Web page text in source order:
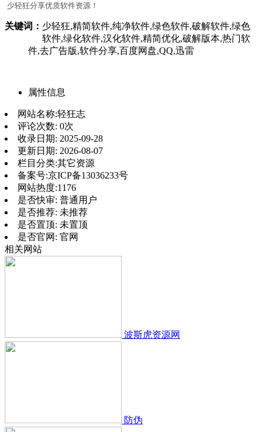
少轻狂分享优质软件资源！
关键词： 少轻狂,精简软件,纯净软件,绿色软件,破解软件,绿色
软件,绿化软件,汉化软件,精简优化,破解版本,热门软
件,去广告版,软件分享,百度网盘,QQ,迅雷
属性信息
网站名称:轻狂志
评论次数: 0次
收录日期: 2025-09-28
更新日期: 2026-08-07
栏目分类:其它资源
备案号:京ICP备13036233号
网站热度:1176
是否快审: 普通用户
是否推荐: 未推荐
是否置顶: 未置顶
是否官网: 官网
相关网站
波斯虎资源网
防伪